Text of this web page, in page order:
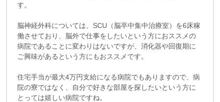
す。
脳神経外科については、SCU（脳卒中集中治療室）を6床稼
働させており、脳外で仕事をしたいという方におススメの
病院であることに変わりはないですが、消化器や回復期に
ご興味があるという方にもおススメです。
住宅手当が最大4万円支給になる病院でもありますので、病
院の寮ではなく、自分で好きな部屋を探したいという方に
とっては嬉しい病院ですね。